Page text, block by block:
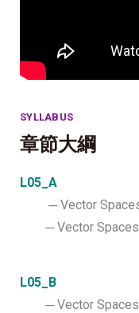
SYLLABUS
章節大綱
L05_A
─ Vector Spaces
─ Vector Spaces
L05_B
─ Vector Spaces